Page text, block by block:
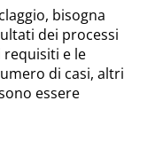
bisogna
dei processi
requisiti e le
di casi, altri
essere